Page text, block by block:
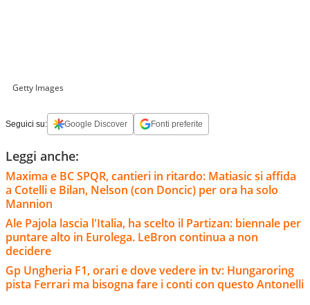
Getty Images
Seguici su: Google Discover Fonti preferite
Leggi anche:
Maxima e BC SPQR, cantieri in ritardo: Matiasic si affida
a Cotelli e Bilan, Nelson (con Doncic) per ora ha solo
Mannion
Ale Pajola lascia l'Italia, ha scelto il Partizan: biennale per
puntare alto in Eurolega. LeBron continua a non
decidere
Gp Ungheria F1, orari e dove vedere in tv: Hungaroring
pista Ferrari ma bisogna fare i conti con questo Antonelli